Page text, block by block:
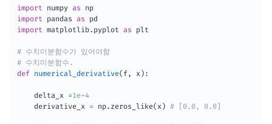
import numpy as
import pandas as
import matplotlib. pyplot as plt
# 수치미분함수가 있어야함
# 수치미분함수.
def numerical_derivative( f, x ) :
    delta_x
=1e-4
    derivative_x
= np. zeros_like( x ) # [0.0, 0.0]